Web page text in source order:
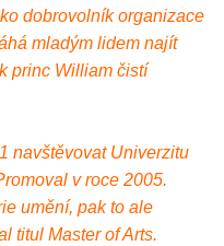
dobrovolník organizace
mladým lidem najít
princ William čistí
navštěvovat Univerzitu
v roce 2005.
umění, pak to ale
titul Master of Arts.